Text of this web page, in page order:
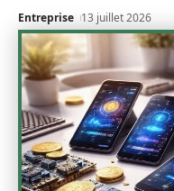
Entreprise 13 juillet 2026